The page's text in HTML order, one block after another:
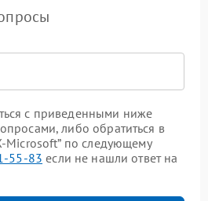
с приведенными ниже
либо обратиться в
Microsoft” по следующему
55-83 если не нашли ответ на